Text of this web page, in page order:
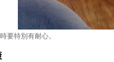
要特別有耐心。